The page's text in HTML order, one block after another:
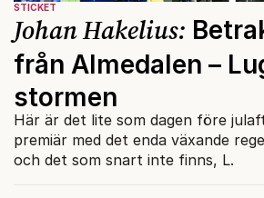
STICKET
Johan Hakelius:
från Almedalen –
stormen
Här är det lite som dagen före julafton. I morgon
premiär med det enda växande
och det som snart inte finns, L.